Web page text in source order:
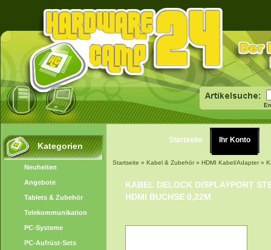
Kategorien
Neuheiten
Angebote
Tablets & Zubehör
Telekommunikation
PC-Systeme
PC-Aufrüst-Sets
Startseite Ihr Konto
Startseite » Kabel & Zubehör» HDMI Kabel/Adapter»
KABEL DELOCK DISPLAYPORT
HDMI BUCHSE 0,22M